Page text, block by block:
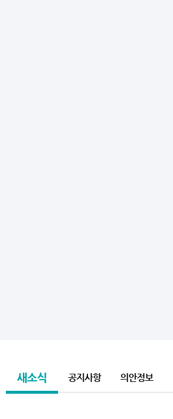
새소식 공지사항 의안정보